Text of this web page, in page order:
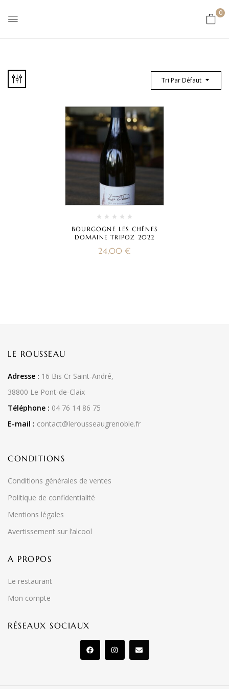
0
Tri Par Défaut
BOURGOGNE LES CHÊNES
DOMAINE TRIPOZ 2022
24,00 €
LE ROUSSEAU
Adresse : 16 Bis Cr Saint-André,
38800 Le Pont-de-Claix
Téléphone : 04 76 14 86 75
E-mail : contact@lerousseaugrenoble.fr
CONDITIONS
Conditions générales de ventes
Politique de confidentialité
Mentions légales
Avertissement sur l’alcool
A PROPOS
Le restaurant
Mon compte
RÉSEAUX SOCIAUX